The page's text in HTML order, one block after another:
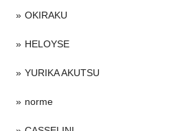
OKIRAKU
HELOYSE
YURIKA AKUTSU
norme